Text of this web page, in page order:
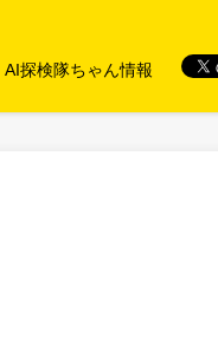
AI探検隊ちゃん情報